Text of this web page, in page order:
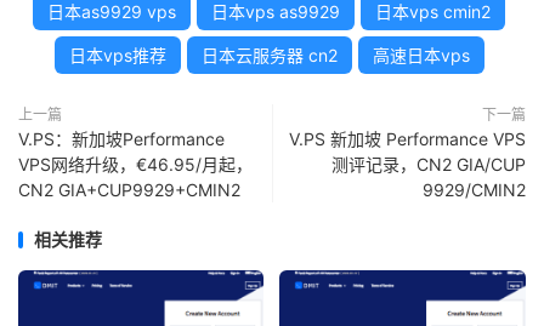
日本as9929 vps 日本vps as9929 日本vps cmin2
日本vps推荐 日本云服务器 cn2 高速日本vps
上一篇
V.PS：新加坡Performance
VPS网络升级，€46.95/月起，
CN2 GIA+CUP9929+CMIN2
下一篇
V.PS 新加坡 Performance VPS
测评记录，CN2 GIA/CUP
9929/CMIN2
相关推荐